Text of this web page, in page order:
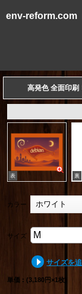
env-reform.com
高発色 全面印刷
カラー ホワイト
サイズ
サイズを
単価 : (3,180円×1枚)